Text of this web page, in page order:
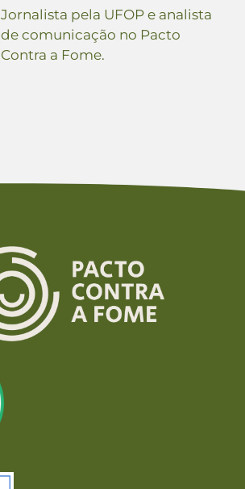
Jornalista pela UFOP e analista
de comunicação no Pacto
Contra a Fome.